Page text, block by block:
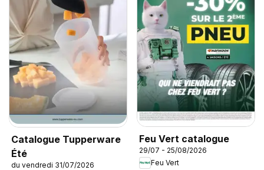
Catalogue Tupperware
Été
du vendredi 31/07/2026
Feu Vert catalogue
29/07 - 25/08/2026
Feu Vert